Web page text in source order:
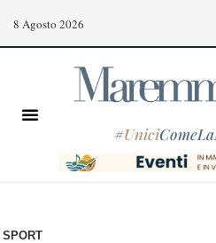
8 Agosto 2026
#Unici
SPORT